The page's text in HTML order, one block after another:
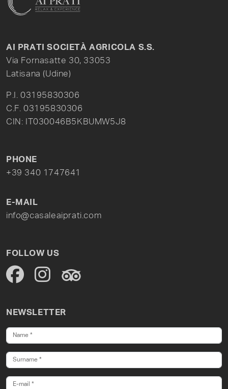
AI PRATI SOCIETÀ AGRICOLA S.S.
Via Fornasatte 30, 33053
Latisana (Udine)
P.I. 03195830306
C.F. 03195830306
CIN: IT030046B5KBUMW5J8
PHONE
+39 340 1747641
E-MAIL
info@casaleaiprati.com
FOLLOW US
NEWSLETTER